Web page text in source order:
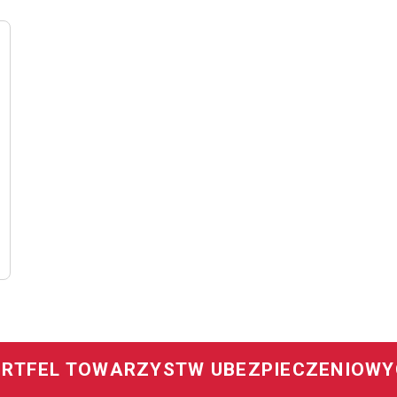
TOWARZYSTW